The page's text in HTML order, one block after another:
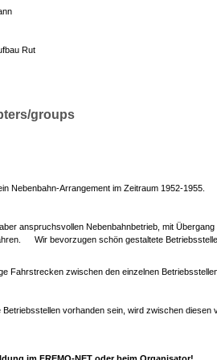
Rut
groups
Nebenbahn-Arrangement im Zeitraum 1952-1955.
anspruchsvollen Nebenbahnbetrieb, mit
Wir bevorzugen schön gestaltete
Fahrstrecken zwischen den einzelnen
Betriebsstellen vorhanden sein, wird zwischen